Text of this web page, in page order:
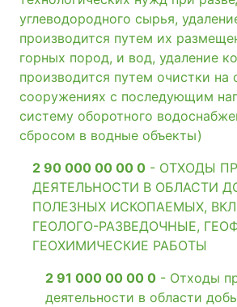
углеводородного сырья,
производится путем их
горных пород, и вод, удаление
производится путем очистки на
сооружениях с последующим
систему оборотного
сбросом в водные объекты)
2 90 000 00 00 0 - ОТХОДЫ
ДЕЯТЕЛЬНОСТИ В ОБЛАСТИ
ПОЛЕЗНЫХ ИСКОПАЕМЫХ,
ГЕОЛОГО-РАЗВЕДОЧНЫЕ,
ГЕОХИМИЧЕСКИЕ РАБОТЫ
2 91 000 00 00 0 - Отходы
деятельности в области